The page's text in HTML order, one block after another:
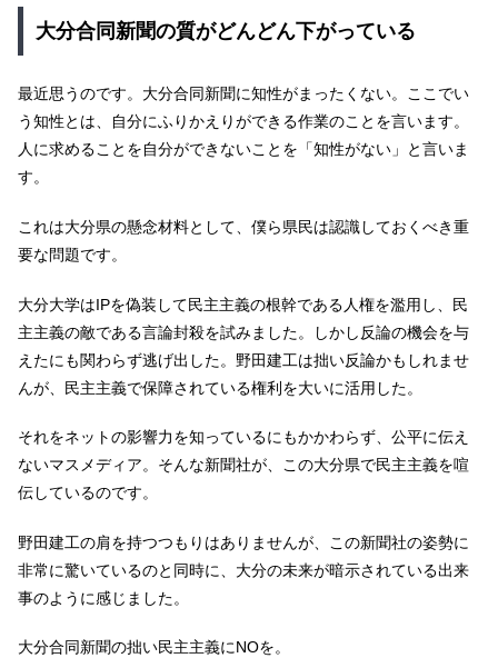
大分合同新聞の質がどんどん下がっている
最近思うのです。大分合同新聞に知性がまったくない。ここでい
う知性とは、自分にふりかえりができる作業のことを言います。
人に求めることを自分ができないことを「知性がない」と言いま
す。
これは大分県の懸念材料として、僕ら県民は認識しておくべき重
要な問題です。
大分大学はIPを偽装して民主主義の根幹である人権を濫用し、民
主主義の敵である言論封殺を試みました。しかし反論の機会を与
えたにも関わらず逃げ出した。野田建工は拙い反論かもしれませ
んが、民主主義で保障されている権利を大いに活用した。
それをネットの影響力を知っているにもかかわらず、公平に伝え
ないマスメディア。そんな新聞社が、この大分県で民主主義を喧
伝しているのです。
野田建工の肩を持つつもりはありませんが、この新聞社の姿勢に
非常に驚いているのと同時に、大分の未来が暗示されている出来
事のように感じました。
大分合同新聞の拙い民主主義にNOを。